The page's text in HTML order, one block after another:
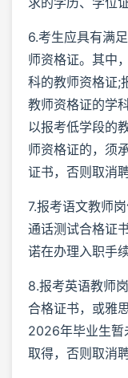
6.考生应具有满
师资格证。其中
科的教师资格证;
教师资格证的学
以报考低学段的
师资格证的，须
证书，否则取消
7.报考语文教师
通话测试合格证
诺在办理入职手
8.报考英语教师
合格证书，或雅
2026年毕业生暂
取得，否则取消